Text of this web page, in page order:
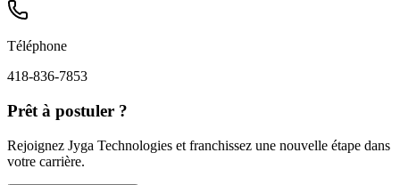
Téléphone
418-836-7853
Prêt à postuler ?
Rejoignez Jyga Technologies et franchissez une nouvelle étape dans
votre carrière.